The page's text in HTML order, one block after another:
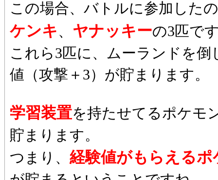
この場合、バトルに参加した
ケンキ、 ヤナッキーの3匹で
これら3匹に、ムーランドを
値（攻撃＋3）が貯まります。
学習装置を持たせてるポケモ
貯まります。
つまり、 経験値がもらえるポ